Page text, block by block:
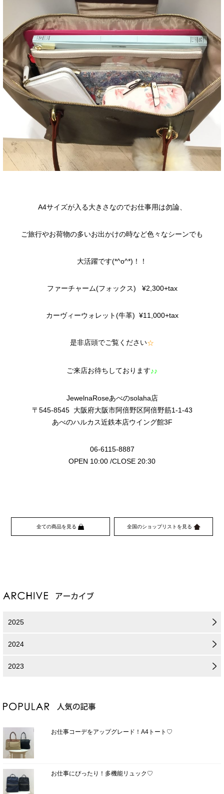
A4サイズが入る大きさなのでお仕事用は勿論、
ご旅行やお荷物の多いお出かけの時など色々なシーンでも
大活躍です(*^o^*)！！
ファーチャーム(フォックス) ¥2,300+tax
カーヴィーウォレット(牛革) ¥11,000+tax
是非店頭でご覧ください☆
ご来店お待ちしております♪♪
JewelnaRoseあべのsolaha店
〒545-8545 大阪府大阪市阿倍野区阿倍野筋1-1-43
あべのハルカス近鉄本店ウイング館3F
06-6115-8887
OPEN 10:00 /CLOSE 20:30
全ての商品を見る 全国のショップリストを見る
2025
2024
2023
お仕事コーデをアップグレード！A4トート♡
お仕事にぴったり！多機能リュック♡